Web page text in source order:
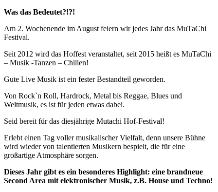
Was das Bedeutet?!?!
Am 2. Wochenende im August feiern wir jedes Jahr das MuTaChi
Festival.
Seit 2012 wird das Hoffest veranstaltet, seit 2015 heißt es MuTaChi
– Musik -Tanzen – Chillen!
Gute Live Musik ist ein fester Bestandteil geworden.
Von Rock`n Roll, Hardrock, Metal bis Reggae, Blues und
Weltmusik, es ist für jeden etwas dabei.
Seid bereit für das diesjährige Mutachi Hof-Festival!
Erlebt einen Tag voller musikalischer Vielfalt, denn unsere Bühne
wird wieder von talentierten Musikern bespielt, die für eine
großartige Atmosphäre sorgen.
Dieses Jahr gibt es ein besonderes Highlight: eine brandneue
Second Area mit elektronischer Musik, z.B. House und Techno!